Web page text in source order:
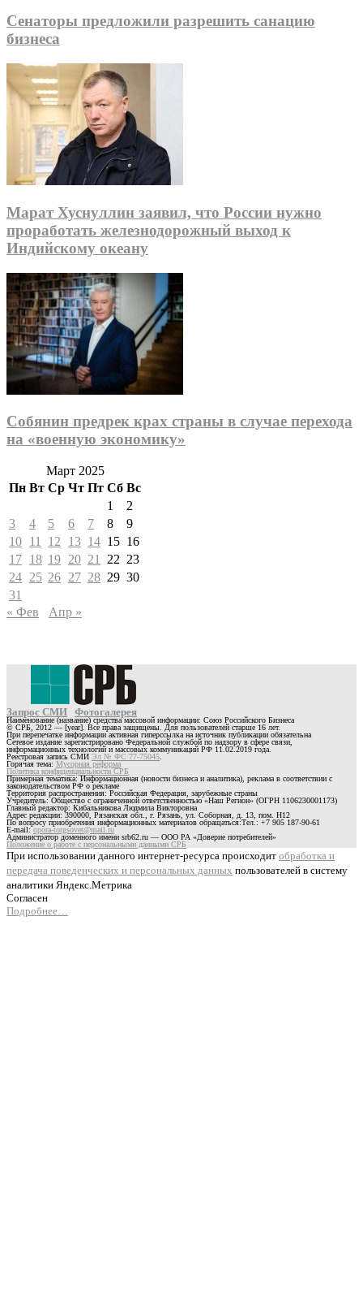
Сенаторы предложили разрешить санацию
бизнеса
Марат Хуснуллин заявил, что России нужно
проработать железнодорожный выход к
Индийскому океану
Собянин предрек крах страны в случае перехода
на «военную экономику»
Март 2025
Пн Вт Ср Чт Пт Сб Вс
1
2
3
4 5 6 7 8
9
10 11 12 13 14 15 16
17 18 19 20 21 22 23
24 25 26 27 28 29 30
31
« Фев
Апр »
Запрос СМИ Фотогалерея
Наименование (название) средства массовой информации: Союз Российского Бизнеса
© СРБ, 2012 — [year]. Все права защищены. Для пользователей старше 16 лет.
При перепечатке информации активная гиперссылка на источник публикации обязательна
Сетевое издание зарегистрировано Федеральной службой по надзору в сфере связи,
информационных технологий и массовых коммуникаций РФ 11.02.2019 года.
Реестровая запись СМИ Эл № ФС 77-75045
Горячая тема: Мусорная реформа
Политика конфиденциальности СРБ
Примерная тематика: Информационная (новости бизнеса и аналитика), реклама в соответствии с
законодательством РФ о рекламе
Территория распространения: Российская Федерация, зарубежные страны
Учредитель: Общество с ограниченной ответственностью «Наш Регион» (ОГРН 1106230001173)
Главный редактор: Кибальникова Людмила Викторовна
Адрес редакции: 390000, Рязанская обл., г. Рязань, ул. Соборная, д. 13, пом. Н12
По вопросу приобретения информационных материалов обращаться:Тел.: +7 905 187-90-61
E-mail:opora-torgsovet@mail.ru
Администратор доменного имени srb62.ru — ООО РА «Доверие потребителей»
Положение о работе с персональными данными СРБ
При использовании данного интернет-ресурса происходит обработка и
передача поведенческих и персональных данных пользователей в систему
аналитики Яндекс.Метрика
Согласен
Подробнее…